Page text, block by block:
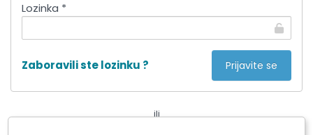
Lozinka *
Zaboravili ste lozinku ?
ili